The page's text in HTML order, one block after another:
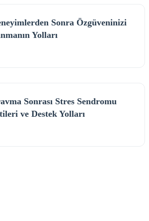
Sonra Özgüveninizi
Yolları
Sonrası Stres Sendromu
ve Destek Yolları